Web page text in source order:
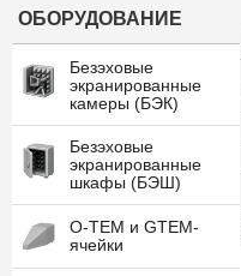
ОБОРУДОВАНИЕ
Безэховые
экранированные
камеры (БЭК)
Безэховые
экранированные
шкафы (БЭШ)
O-TEM и GTEM-
ячейки